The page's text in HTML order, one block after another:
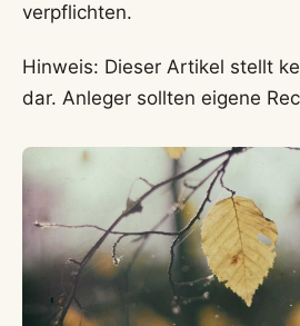
verpflichten.
Hinweis: Dieser Artikel stellt
dar. Anleger sollten eigene